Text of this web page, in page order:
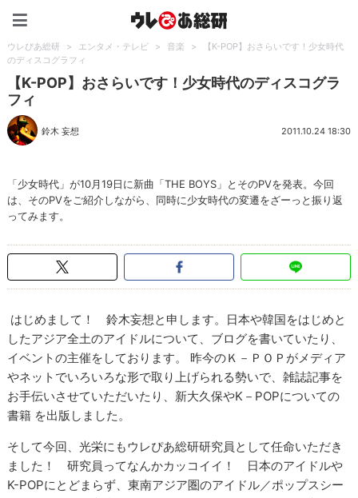
ウレぴあ総研 > エンタメ・テレビ > 音楽 >
【K-POP】おさらいです！少女時代
のディスコグラフィ
【K-POP】おさらいです！少女時代のディスコグラ
フィ
鈴木 妄想 2011.10.24 18:30
「少女時代」が10月19日に新曲「THE BOYS」とそのPVを発表。今回
は、そのPVをご紹介しながら、同時に少女時代の変遷をざーっと振り返
ってみます。
はじめまして！ 鈴木妄想と申します。日本や韓国をはじめと
したアジア全土のアイドルについて、ブログを書いていたり、
イベントの主催をしております。 昨今のＫ－ＰＯＰがメディア
やネットでいろいろな形で取り上げられる勢いで、雑誌記事を
お手伝いさせていただいたり、新大久保やK－POPについての
書籍 を出版しました。
そして今回、光栄にもウレぴあ総研研究員として任命いただき
ました！ 研究員ってなんかカッコイイ！ 日本のアイドルや
K-POPにとどまらず、東南アジア圏のアイドル／ポップスシー